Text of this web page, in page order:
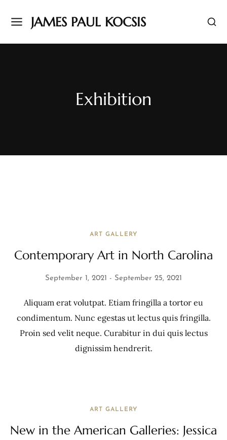
JAMES PAUL KOCSIS
Exhibition
ART GALLERY
Contemporary Art in North Carolina
September 1, 2021 September 25, 2021
Aliquam erat volutpat. Etiam fringilla a tortor eu
condimentum. Nunc egestas ut lectus quis fringilla.
Proin sed velit neque. Curabitur in dui quis lectus
dignissim hendrerit.
ART GALLERY
New in the American Galleries: Jessica